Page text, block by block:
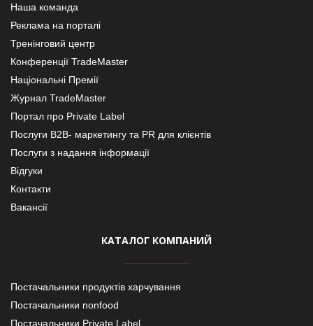
Наша команда
Реклама на порталі
Тренінговий центр
Конференції TradeMaster
Національні Премії
Журнал TradeMaster
Портал про Private Label
Послуги В2В- маркетингу та PR для клієнтів
Послуги з надання інформації
Відгуки
Контакти
Вакансії
КАТАЛОГ КОМПАНИЙ
Постачальники продуктів харчування
Постачальники nonfood
Постачальники Private Label